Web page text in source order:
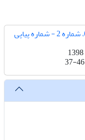
دوره 6، شماره 2 - شماره پیاپی
37-46